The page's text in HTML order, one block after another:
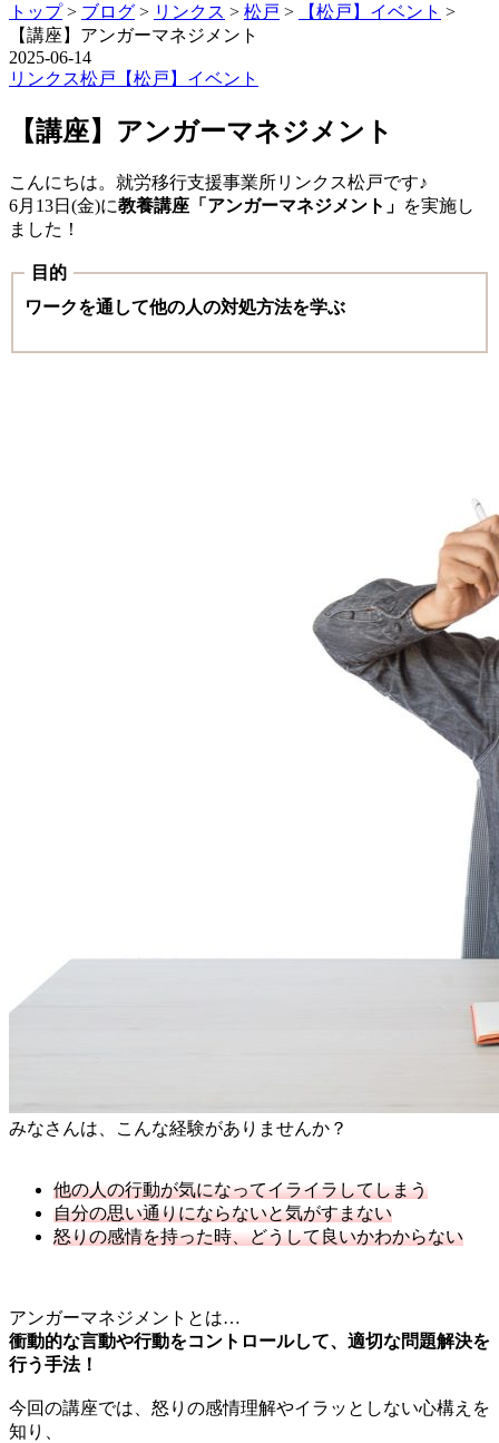
トップ> ブログ > リンクス > 松戸 > 【松戸】イベント >
【講座】アンガーマネジメント
2025-06-14
リンクス松戸 【松戸】イベント
【講座】アンガーマネジメント
こんにちは。就労移行支援事業所リンクス松戸です♪
6月13日(金)に教養講座「アンガーマネジメント」 を実施し
ました！
目的
ワークを通して他の人の対処方法を学ぶ
みなさんは、こんな経験がありませんか？
他の人の行動が気になってイライラしてしまう
自分の思い通りにならないと気がすまない
怒りの感情を持った時、どうして良いかわからない
アンガーマネジメントとは…
衝動的な言動や行動をコントロールして、適切な問題解決を
行う手法！
今回の講座では、怒りの感情理解やイラッとしない心構えを
知り、